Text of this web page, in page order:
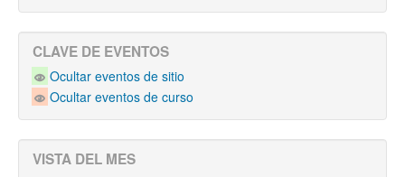
CLAVE DE EVENTOS
Ocultar eventos de sitio
Ocultar eventos de curso
VISTA DEL MES